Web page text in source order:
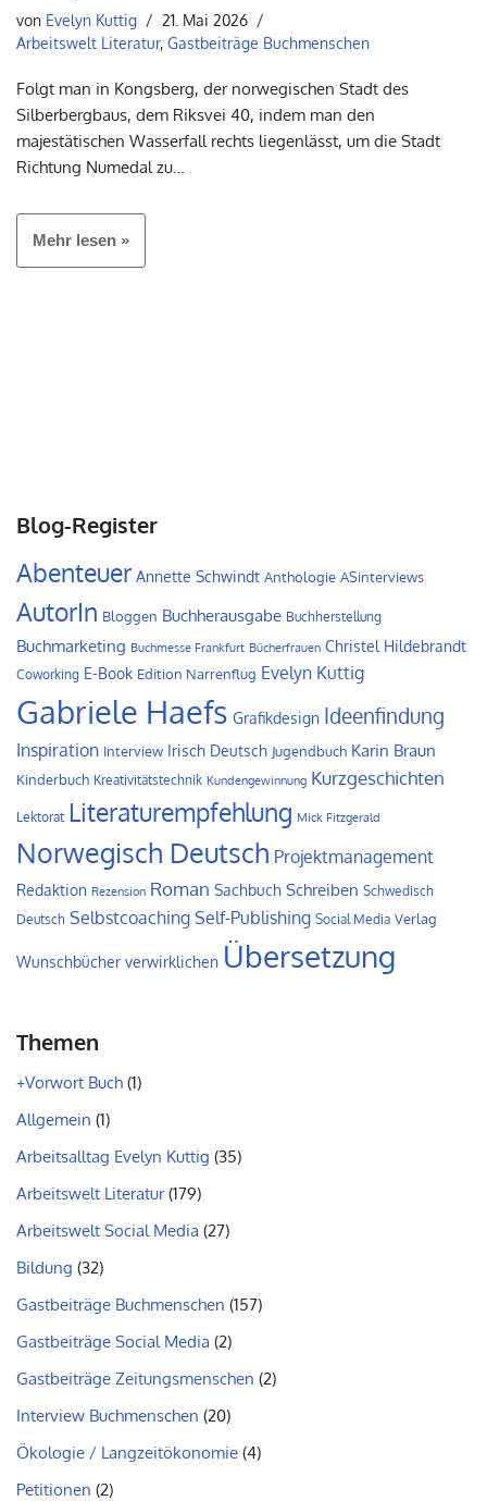
von Evelyn Kuttig
21. Mai 2026
Arbeitswelt Literatur, Gastbeiträge Buchmenschen
Folgt man in Kongsberg, der norwegischen Stadt des
Silberbergbaus, dem Riksvei 40, indem man den
majestätischen Wasserfall rechts liegenlässt, um die Stadt
Richtung Numedal zu…
Mehr lesen »
Blog-Register
Abenteuer Annette Schwindt Anthologie ASinterviews
AutorIn Bloggen Buchherausgabe Buchherstellung
Buchmarketing Buchmesse Frankfurt Bücherfrauen Christel Hildebrandt
Coworking E-Book Edition Narrenflug Evelyn Kuttig
Gabriele Haefs Grafikdesign Ideenfindung
Inspiration Interview Irisch Deutsch Jugendbuch Karin Braun
Kinderbuch Kreativitätstechnik Kundengewinnung Kurzgeschichten
Lektorat Literaturempfehlung Mick Fitzgerald
Norwegisch Deutsch Projektmanagement
Redaktion Rezension Roman Sachbuch Schreiben Schwedisch
Deutsch Selbstcoaching Self-Publishing Social Media Verlag
Wunschbücher verwirklichen Übersetzung
Themen
+Vorwort Buch (1)
Allgemein (1)
Arbeitsalltag Evelyn Kuttig (35)
Arbeitswelt Literatur(179)
Arbeitswelt Social Media (27)
Bildung (32)
Gastbeiträge Buchmenschen (157)
Gastbeiträge Social Media (2)
Gastbeiträge Zeitungsmenschen (2)
Interview Buchmenschen (20)
Ökologie / Langzeitökonomie (4)
Petitionen (2)